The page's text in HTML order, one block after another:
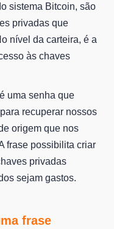
sistema Bitcoin, são
privadas que
nível da carteira, é a
às chaves
uma senha que
recuperar nossos
origem que nos
frase possibilita criar
privadas
sejam gastos.
frase